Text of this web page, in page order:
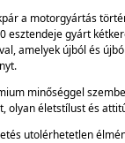
a motorgyártás
esztendeje gyárt
amelyek újból és
minőséggel
olyan életstílust és
utolérhetetlen